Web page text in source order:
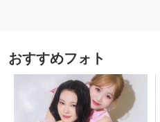
おすすめフォト